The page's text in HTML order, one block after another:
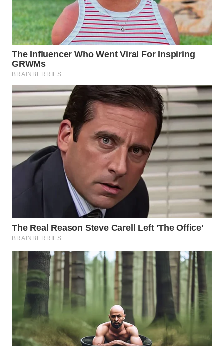
WN
CIREBON
WN
INDRAMAYU
WN
KUNINGAN
WN
MAJALENGKA
WN
SUKABUMI
PURWAKARTA
WN
PRIANGAN
TIMUR
WN
SEMARANG